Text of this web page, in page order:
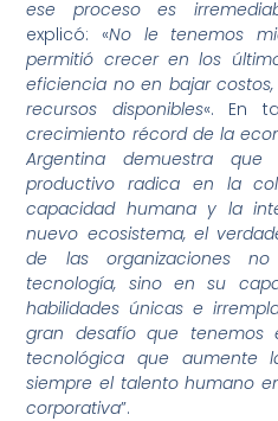
ese proceso es
explicó: «No le tenemos
permitió crecer en los
eficiencia no en bajar
recursos disponibles«. En
crecimiento récord de la
Argentina demuestra
productivo radica en la
capacidad humana y la
nuevo ecosistema, el
de las organizaciones
tecnología, sino en su
habilidades únicas e
gran desafío que tenemos
tecnológica que aumente
siempre el talento humano
corporativa”.